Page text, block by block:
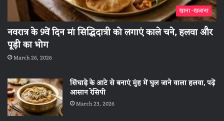
खाना -खजाना
नवरात्र के 9वें दिन मां सिद्धिदात्री को लगाएं काले चने, हलवा और
पूड़ी का भोग
March 26, 2026
सिंघाड़े के आटे से बनाएं मुंह में घुल जाने वाला हलवा, पढ़ें
आसान रेसिपी
March 23, 2026